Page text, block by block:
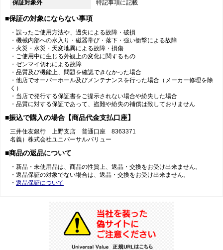
保証対象外
特記事項に記載
■保証の対象にならない事項
・誤ったご使用方法や、過失による故障・破損
・機械内部への水入り・磁器帯び・落下・強い衝撃による故障
・火災・水災・天変地異による故障・損傷
・ご使用中に生じる外観上の変化に関するもの
・ゼンマイ切れによる故障
・品質及び機能上、問題を確認できなかった場合
・他店でオーバーホール及びメンテナンスを行った場合（メーカー修理を除
く）
・当店で発行する保証書をご提示されない場合や紛失した場合
・品質に対する保証であって、盗難や紛失の補償は致しておりません
■振込で購入の場合【商品代金支払口座】
三井住友銀行 上野支店 普通口座 8363371
名義）株式会社ユニバーサルバリュー
■商品の返品について
・新品・未使用品は、商品の性質上、返品・交換をお受け出来ません。
・返品保証の対象でない場合は、返品・交換をお受け出来ません。
・ 返品保証について